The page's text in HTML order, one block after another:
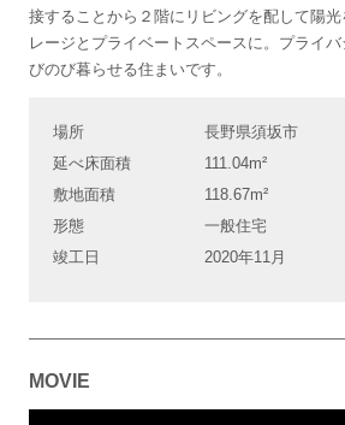
接することから２階にリビングを配して陽
レージとプライベートスペースに。プライ
びのび暮らせる住まいです。
場所
長野県須坂市
延べ床面積
111.04m²
敷地面積
118.67m²
形態
一般住宅
竣工日
2020年11月
MOVIE